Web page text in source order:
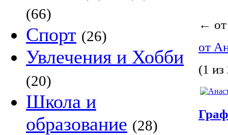
(66)
Спорт (26)
Увлечения и Хобби
(20)
Школа и
образование (28)
←
от
(1 из